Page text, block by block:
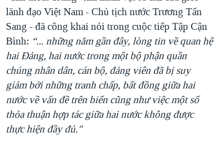
lãnh đạo Việt Nam - Chủ tịch nước Trương Tấn
Sang - đã công khai nói trong cuộc tiếp Tập Cận
Bình: “... những năm gần đây, lòng tin về quan hệ
hai Đảng, hai nước trong một bộ phận quần
chúng nhân dân, cán bộ, đảng viên đã bị suy
giảm bởi những tranh chấp, bất đồng giữa hai
nước về vấn đề trên biển cũng như việc một số
thỏa thuận hợp tác giữa hai nước không được
thực hiện đầy đủ."